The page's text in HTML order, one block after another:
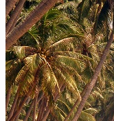
Vietnam
Hô
Le
Mui